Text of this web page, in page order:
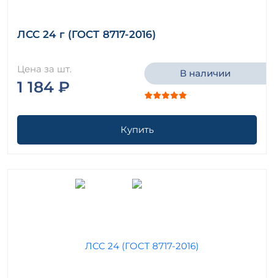
ЛСС 24 г (ГОСТ 8717-2016)
Цена за шт.
1 184 ₽
В наличии
Купить